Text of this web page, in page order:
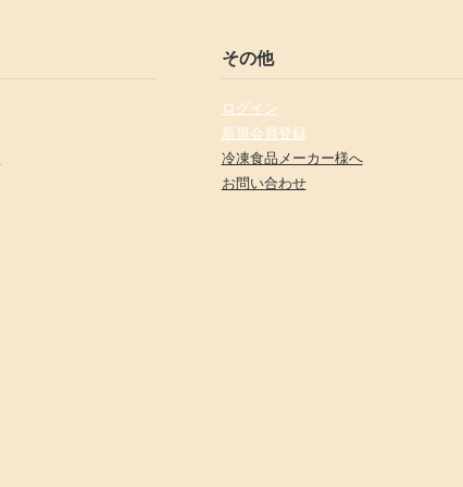
その他
ログイン
新規会員登録
冷凍食品メーカー様へ
お問い合わせ